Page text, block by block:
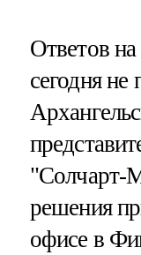
Ответов
сегодня
"Солчарт-
решения
офисе в